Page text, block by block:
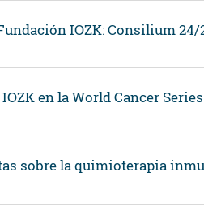
IOZK: Consilium 24/
en la World Cancer Series
sobre la quimioterapia